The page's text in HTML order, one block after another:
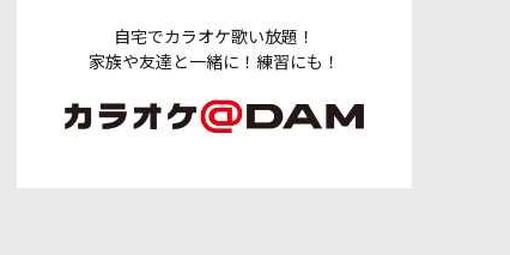
自宅でカラオケ歌い放題！
家族や友達と一緒に！練習にも！